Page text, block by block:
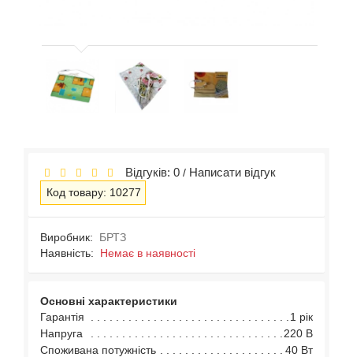
Відгуків: 0 / Написати відгук
Код товару: 10277
Виробник:
БРТЗ
Наявність: Немає в наявності
Основні характеристики
Гарантія
1 рік
Напруга
220 В
Споживана потужність
40 Вт